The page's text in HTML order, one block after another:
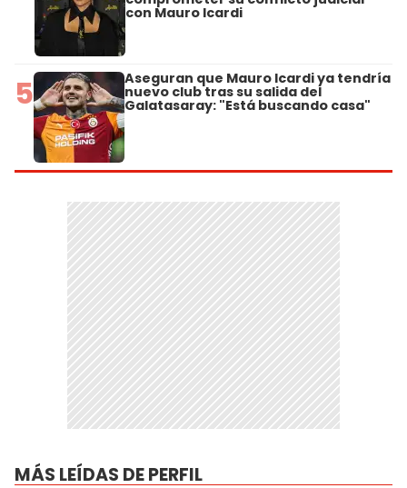
con Mauro Icardi
5 Aseguran que Mauro Icardi ya tendría
nuevo club tras su salida del
Galatasaray: "Está buscando casa"
MÁS LEÍDAS DE PERFIL